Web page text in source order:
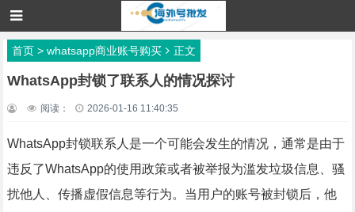
首页> whatsapp商业账号购买 正文
WhatsApp封锁了联系人的情况探讨
阅读： 2026-01-16 11:40:35
WhatsApp封锁联系人是一个可能会发生的情况，通常是由于
违反了WhatsApp的使用政策或者被举报为滥发垃圾信息、骚
扰他人、传播虚假信息等行为。当用户的账号被封锁后，他